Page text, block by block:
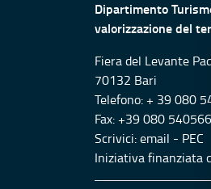
Dipartimento
valorizzazione del
Fiera del Levante
70132 Bari
Telefono: + 39 080
Fax: +39 080
Scrivici:email - PEC
Iniziativa finanziata